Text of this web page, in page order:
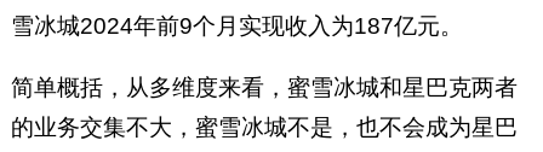
雪冰城2024年前9个月实现收入为187亿元。
简单概括，从多维度来看，蜜雪冰城和星巴克两者
的业务交集不大，蜜雪冰城不是，也不会成为星巴